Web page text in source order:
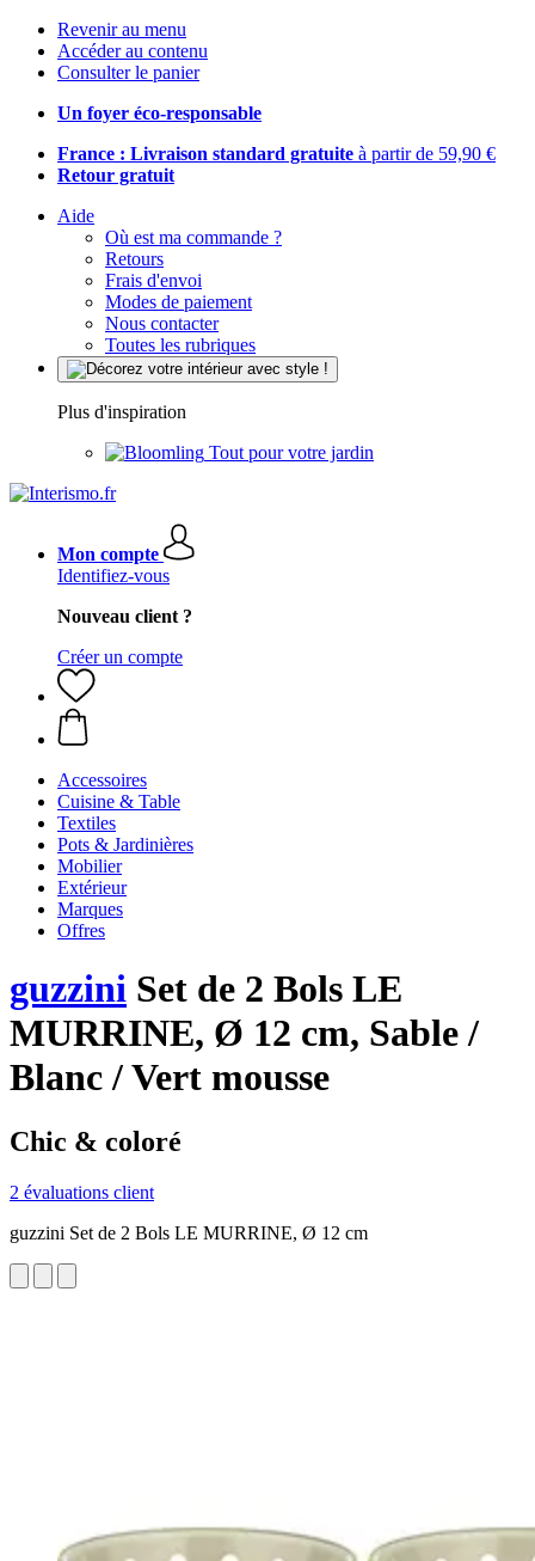
Revenir au menu
Accéder au contenu
Consulter le panier
Un foyer éco-responsable
France : Livraison standard gratuite à partir de 59,90 €
Retour gratuit
Aide
Où est ma commande ?
Retours
Frais d'envoi
Modes de paiement
Nous contacter
Toutes les rubriques
Plus d'inspiration
Tout pour votre jardin
Mon compte
Identifiez-vous
Nouveau client ?
Créer un compte
Accessoires
Cuisine & Table
Textiles
Pots & Jardinières
Mobilier
Extérieur
Marques
Offres
guzzini Set de 2 Bols LE
MURRINE, Ø 12 cm, Sable /
Blanc / Vert mousse
Chic & coloré
2 évaluations client
guzzini Set de 2 Bols LE MURRINE, Ø 12 cm